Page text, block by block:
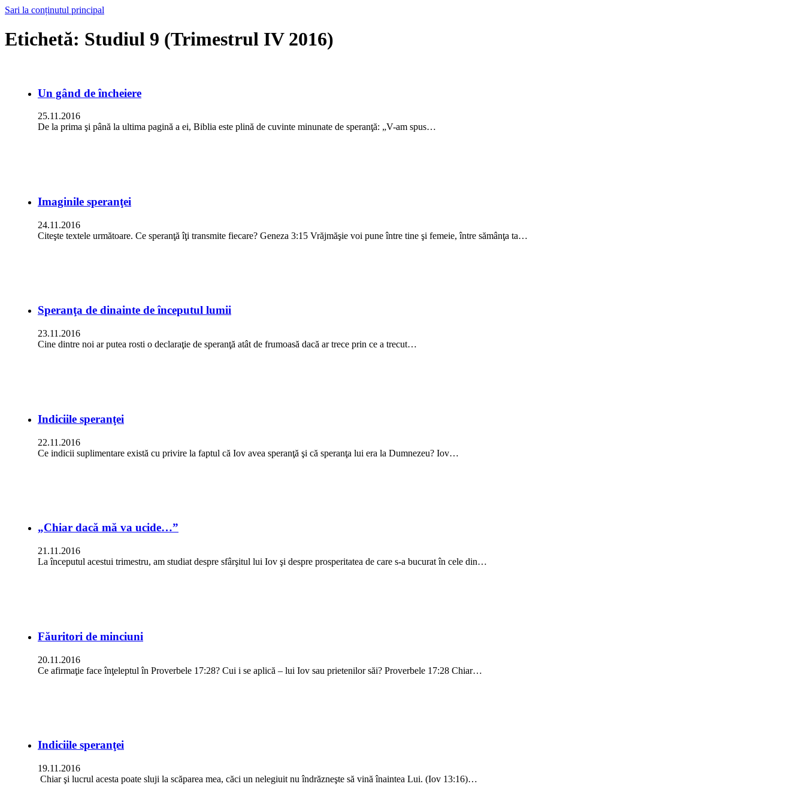
Sari la conținutul principal
Etichetă: Studiul 9 (Trimestrul IV 2016)
Un gând de încheiere
25.11.2016
De la prima şi până la ultima pagină a ei, Biblia este plină de cuvinte minunate de speranţă: „V-am spus…
Imaginile speranţei
24.11.2016
Citeşte textele următoare. Ce speranţă îţi transmite fiecare? Geneza 3:15 Vrăjmăşie voi pune între tine şi femeie, între sămânţa ta…
Speranţa de dinainte de începutul lumii
23.11.2016
Cine dintre noi ar putea rosti o declaraţie de speranţă atât de frumoasă dacă ar trece prin ce a trecut…
Indiciile speranţei
22.11.2016
Ce indicii suplimentare există cu privire la faptul că Iov avea speranţă şi că speranţa lui era la Dumnezeu? Iov…
„Chiar dacă mă va ucide…”
21.11.2016
La începutul acestui trimestru, am studiat despre sfârşitul lui Iov şi despre prosperitatea de care s-a bucurat în cele din…
Făuritori de minciuni
20.11.2016
Ce afirmaţie face înţeleptul în Proverbele 17:28? Cui i se aplică – lui Iov sau prietenilor săi? Proverbele 17:28 Chiar…
Indiciile speranţei
19.11.2016
Chiar şi lucrul acesta poate sluji la scăparea mea, căci un nelegiuit nu îndrăzneşte să vină înaintea Lui. (Iov 13:16)…